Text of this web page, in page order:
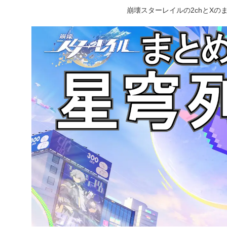
崩壊スターレイルの2chとXの